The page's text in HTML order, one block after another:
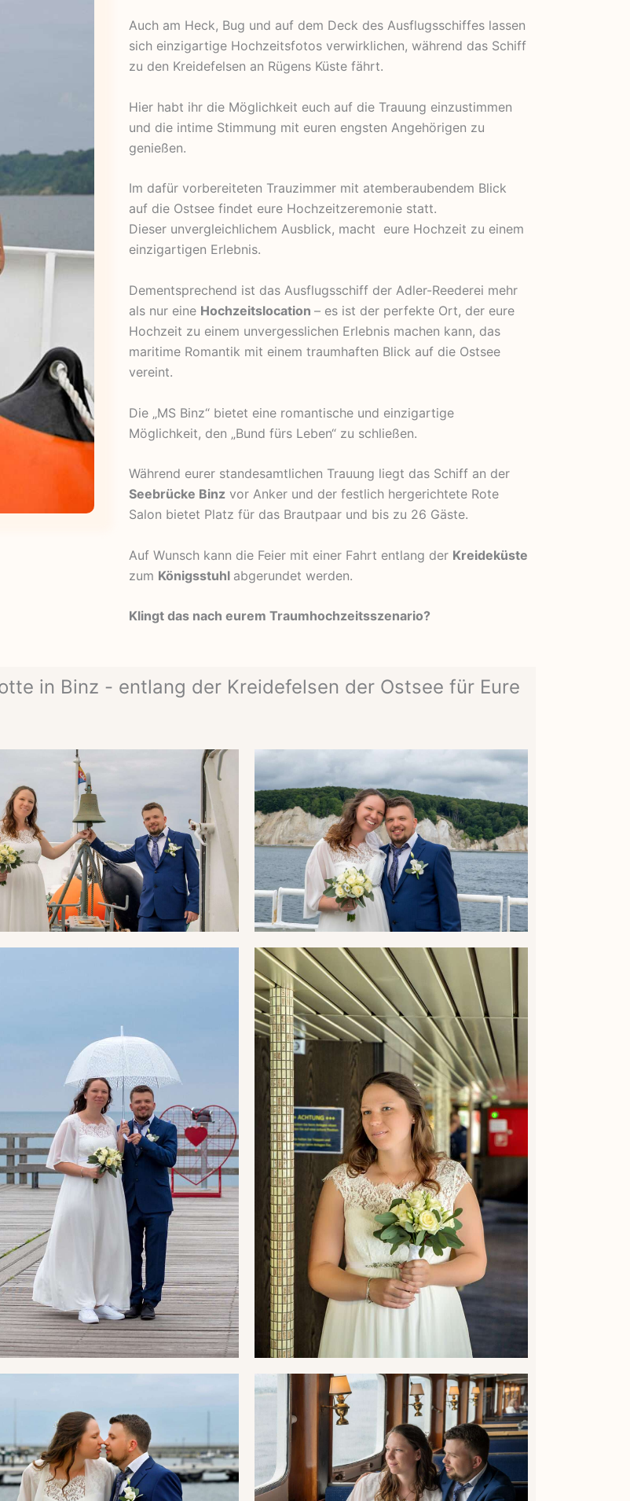
Auch am Heck, Bug und auf dem Deck des Ausflugsschiffes lassen
sich einzigartige Hochzeitsfotos verwirklichen, während das Schiff
zu den Kreidefelsen an Rügens Küste fährt.
Hier habt ihr die Möglichkeit euch auf die Trauung einzustimmen
und die intime Stimmung mit euren engsten Angehörigen zu
genießen.
Im dafür vorbereiteten Trauzimmer mit atemberaubendem Blick
auf die Ostsee findet eure Hochzeitzeremonie statt.
Dieser unvergleichlichem Ausblick, macht eure Hochzeit zu einem
einzigartigen Erlebnis.
Dementsprechend ist das Ausflugsschiff der Adler-Reederei mehr
als nur eine Hochzeitslocation – es ist der perfekte Ort, der eure
Hochzeit zu einem unvergesslichen Erlebnis machen kann, das
maritime Romantik mit einem traumhaften Blick auf die Ostsee
vereint.
Die „MS Binz“ bietet eine romantische und einzigartige
Möglichkeit, den „Bund fürs Leben“ zu schließen.
Während eurer standesamtlichen Trauung liegt das Schiff an der
Seebrücke Binz vor Anker und der festlich hergerichtete Rote
Salon bietet Platz für das Brautpaar und bis zu 26 Gäste.
Auf Wunsch kann die Feier mit einer Fahrt entlang der Kreideküste
zum Königsstuhl abgerundet werden.
Klingt das nach eurem Traumhochzeitsszenario?
in Binz - entlang der Kreidefelsen der Ostsee für Eure